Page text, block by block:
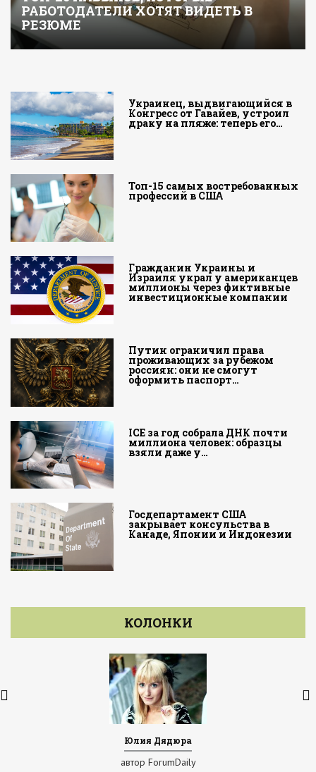
РАБОТОДАТЕЛИ ХОТЯТ ВИДЕТЬ В
РЕЗЮМЕ
Украинец, выдвигающийся в
Конгресс от Гавайев, устроил
драку на пляже: теперь его…
Топ-15 самых востребованных
профессий в США
Гражданин Украины и
Израиля украл у американцев
миллионы через фиктивные
инвестиционные компании
Путин ограничил права
проживающих за рубежом
россиян: они не смогут
оформить паспорт…
ICE за год собрала ДНК почти
миллиона человек: образцы
взяли даже у…
Госдепартамент США
закрывает консульства в
Канаде, Японии и Индонезии
КОЛОНКИ
Юлия Дядюра
автор ForumDaily